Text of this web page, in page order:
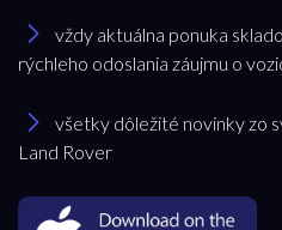
vždy aktuálna ponuka
rýchleho odoslania záujmu o
všetky dôležité novinky zo
Land Rover